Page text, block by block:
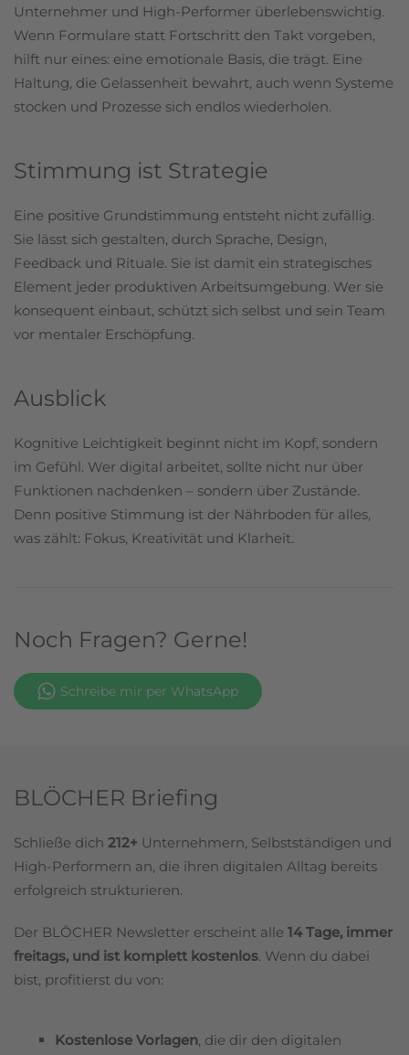
Unternehmer und High-Performer überlebenswichtig.
Wenn Formulare statt Fortschritt den Takt vorgeben,
hilft nur eines: eine emotionale Basis, die trägt. Eine
Haltung, die Gelassenheit bewahrt, auch wenn Systeme
stocken und Prozesse sich endlos wiederholen.
Stimmung ist Strategie
Eine positive Grundstimmung entsteht nicht zufällig.
Sie lässt sich gestalten, durch Sprache, Design,
Feedback und Rituale. Sie ist damit ein strategisches
Element jeder produktiven Arbeitsumgebung. Wer sie
konsequent einbaut, schützt sich selbst und sein Team
vor mentaler Erschöpfung.
Ausblick
Kognitive Leichtigkeit beginnt nicht im Kopf, sondern
im Gefühl. Wer digital arbeitet, sollte nicht nur über
Funktionen nachdenken – sondern über Zustände.
Denn positive Stimmung ist der Nährboden für alles,
was zählt: Fokus, Kreativität und Klarheit.
Noch Fragen? Gerne!
Schreibe mir per WhatsApp
BLÖCHER Briefing
Schließe dich 212+ Unternehmern, Selbstständigen und
High-Performern an, die ihren digitalen Alltag bereits
erfolgreich strukturieren.
Der BLÖCHER Newsletter erscheint alle 14 Tage, immer
freitags, und ist komplett kostenlos. Wenn du dabei
bist, profitierst du von:
Kostenlose Vorlagen, die dir den digitalen